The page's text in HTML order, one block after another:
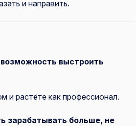
и направить.
возможность выстроить
и растёте как профессионал.
зарабатывать больше, не